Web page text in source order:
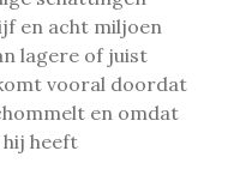
en acht miljoen
lagere of juist
vooral doordat
en omdat
hij heeft